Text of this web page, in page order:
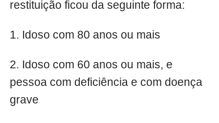
restituição ficou da seguinte forma:
1. Idoso com 80 anos ou mais
2. Idoso com 60 anos ou mais, e
pessoa com deficiência e com doença
grave